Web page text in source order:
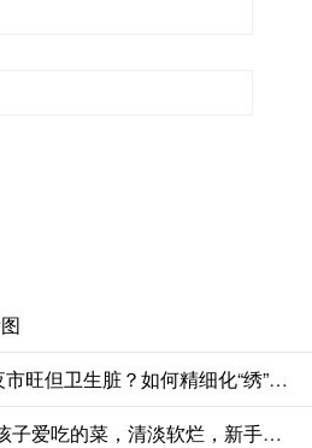
东南配资 夏令民声现场·夜市旺但卫生脏？如何精细化“绣”出夜市招牌？
库东投资 告别挑食！8道孩子爱吃的菜，清淡软烂，新手妈妈也能做